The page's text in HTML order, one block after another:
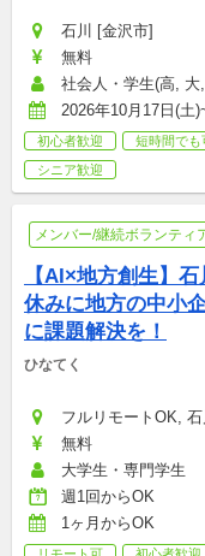
石川 [金沢市]
無料
社会人・学生(高,
2026年10月17日(土
初心者歓迎 短時間でも
シニア歓迎
メンバー/継続ボランティ
【AI×地方創生】
休みに地方の中小
に課題解決を！
ひなてく
フルリモートOK,
無料
大学生・専門学生
週1回からOK
1ヶ月からOK
リモート可 初心者歓迎